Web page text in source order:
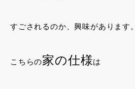
すごされるのか、興味があります。
こちらの家の仕様は